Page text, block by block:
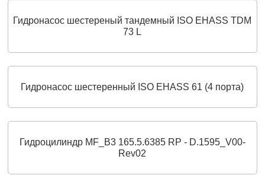
Гидронасос шестереный тандемный ISO EHASS TDM
73 L
Гидронасос шестеренный ISO EHASS 61 (4 порта)
Гидроцилиндр MF_B3 165.5.6385 RP - D.1595_V00-
Rev02